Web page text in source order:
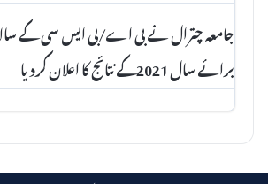
جامعہ چترال نے بی اے/بی ایس سی کے
برائے سال 2021کے نتائج کا اعلان کردیا